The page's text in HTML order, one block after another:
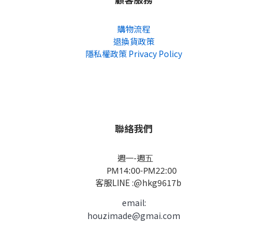
購物流程
退換貨政策
隱私權政策 Privacy Policy
聯絡我們
週一-週五
PM14:00-PM22:00
客服LINE :@hkg9617b
email:
houzimade@gmai.com